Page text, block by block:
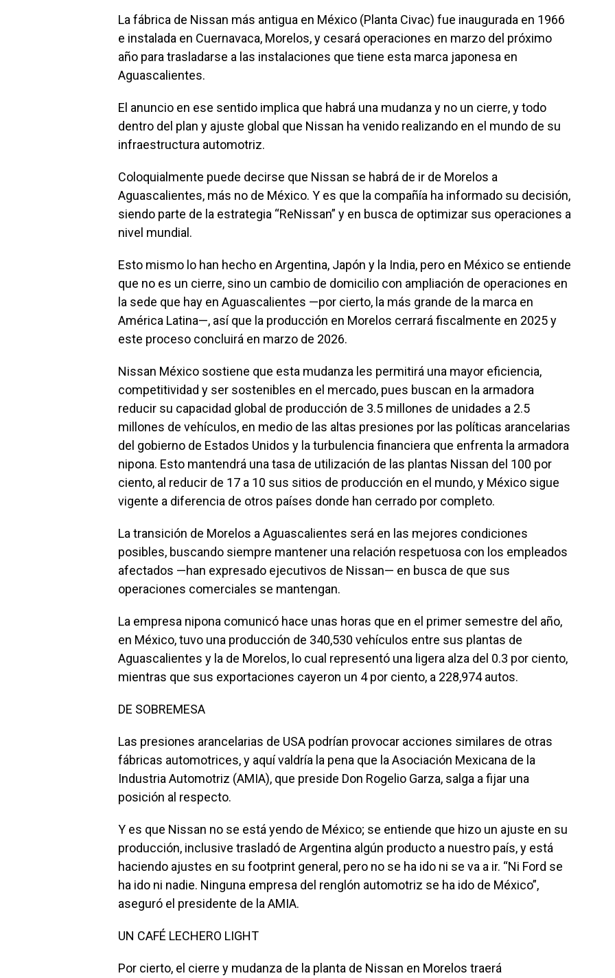
La fábrica de Nissan más antigua en México (Planta Civac) fue inaugurada en 1966
e instalada en Cuernavaca, Morelos, y cesará operaciones en marzo del próximo
año para trasladarse a las instalaciones que tiene esta marca japonesa en
Aguascalientes.
El anuncio en ese sentido implica que habrá una mudanza y no un cierre, y todo
dentro del plan y ajuste global que Nissan ha venido realizando en el mundo de su
infraestructura automotriz.
Coloquialmente puede decirse que Nissan se habrá de ir de Morelos a
Aguascalientes, más no de México. Y es que la compañía ha informado su decisión,
siendo parte de la estrategia “ReNissan” y en busca de optimizar sus operaciones a
nivel mundial.
Esto mismo lo han hecho en Argentina, Japón y la India, pero en México se entiende
que no es un cierre, sino un cambio de domicilio con ampliación de operaciones en
la sede que hay en Aguascalientes —por cierto, la más grande de la marca en
América Latina—, así que la producción en Morelos cerrará fiscalmente en 2025 y
este proceso concluirá en marzo de 2026.
Nissan México sostiene que esta mudanza les permitirá una mayor eficiencia,
competitividad y ser sostenibles en el mercado, pues buscan en la armadora
reducir su capacidad global de producción de 3.5 millones de unidades a 2.5
millones de vehículos, en medio de las altas presiones por las políticas arancelarias
del gobierno de Estados Unidos y la turbulencia financiera que enfrenta la armadora
nipona. Esto mantendrá una tasa de utilización de las plantas Nissan del 100 por
ciento, al reducir de 17 a 10 sus sitios de producción en el mundo, y México sigue
vigente a diferencia de otros países donde han cerrado por completo.
La transición de Morelos a Aguascalientes será en las mejores condiciones
posibles, buscando siempre mantener una relación respetuosa con los empleados
afectados —han expresado ejecutivos de Nissan— en busca de que sus
operaciones comerciales se mantengan.
La empresa nipona comunicó hace unas horas que en el primer semestre del año,
en México, tuvo una producción de 340,530 vehículos entre sus plantas de
Aguascalientes y la de Morelos, lo cual representó una ligera alza del 0.3 por ciento,
mientras que sus exportaciones cayeron un 4 por ciento, a 228,974 autos.
DE SOBREMESA
Las presiones arancelarias de USA podrían provocar acciones similares de otras
fábricas automotrices, y aquí valdría la pena que la Asociación Mexicana de la
Industria Automotriz (AMIA), que preside Don Rogelio Garza, salga a fijar una
posición al respecto.
Y es que Nissan no se está yendo de México; se entiende que hizo un ajuste en su
producción, inclusive trasladó de Argentina algún producto a nuestro país, y está
haciendo ajustes en su footprint general, pero no se ha ido ni se va a ir. “Ni Ford se
ha ido ni nadie. Ninguna empresa del renglón automotriz se ha ido de México”,
aseguró el presidente de la AMIA.
UN CAFÉ LECHERO LIGHT
Por cierto, el cierre y mudanza de la planta de Nissan en Morelos traerá